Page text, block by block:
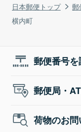
日本郵便トップ 郵
横内町
郵便番号
郵便局・
荷物のお